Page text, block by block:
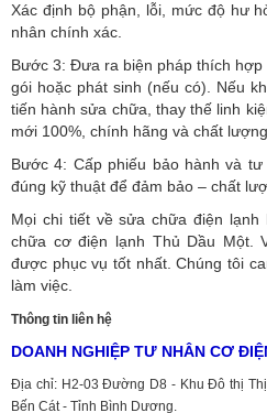
Xác định bộ phận, lỗi, mức độ hư
nhân chính xác.
Bước 3: Đưa ra biện pháp thích
gói hoặc phát sinh (nếu có). Nếu
tiến hành sửa chữa, thay thế linh
mới 100%, chính hãng và chất
Bước 4: Cấp phiếu bảo hành và
đúng kỹ thuật để đảm bảo – chất
Mọi chi tiết về sửa chữa điện
chữa cơ điện lạnh Thủ Dầu Một.
được phục vụ tốt nhất. Chúng tôi
làm việc.
Thông tin liên hệ
DOANH NGHIỆP TƯ NHÂN CƠ
Địa chỉ: H2-03 Đường D8 - Khu Đô thị
Bến Cát - Tỉnh Bình Dương.